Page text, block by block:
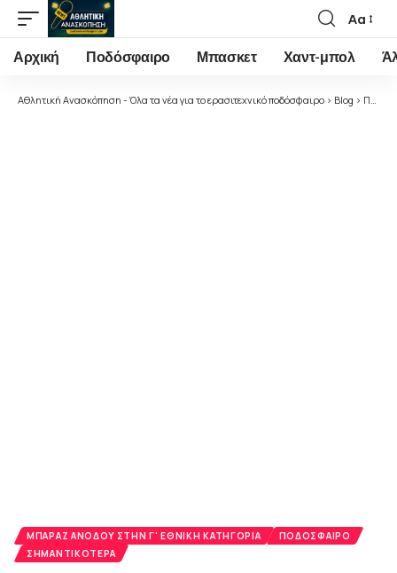
Font
Resizer
Αα
Αρχική Ποδόσφαιρο Μπασκετ Χαντ-μπολ
Αθλητική Ανασκόπηση - Όλα τα νέα για το ερασιτεχνικό ποδόσφαιρο > Blog > Ποδόσφαιρο
MΠΑΡΑΖ ΑΝΌΔΟΥ ΣΤΗΝ Γ' ΕΘΝΙΚΉ ΚΑΤΗΓΟΡΊΑ
ΠΟΔΌΣΦΑΙΡΟ
ΣΗΜΑΝΤΙΚΌΤΕΡΑ